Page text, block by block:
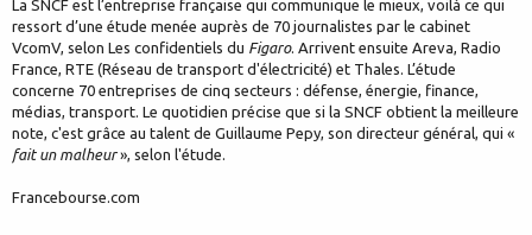
La SNCF est l’entreprise française qui communique le mieux, voilà ce qui
ressort d’une étude menée auprès de 70 journalistes par le cabinet
VcomV, selon Les confidentiels du Figaro. Arrivent ensuite Areva, Radio
France, RTE (Réseau de transport d'électricité) et Thales. L’étude
concerne 70 entreprises de cinq secteurs : défense, énergie, finance,
médias, transport. Le quotidien précise que si la SNCF obtient la meilleure
note, c'est grâce au talent de Guillaume Pepy, son directeur général, qui «
fait un malheur», selon l'étude.
Francebourse.com